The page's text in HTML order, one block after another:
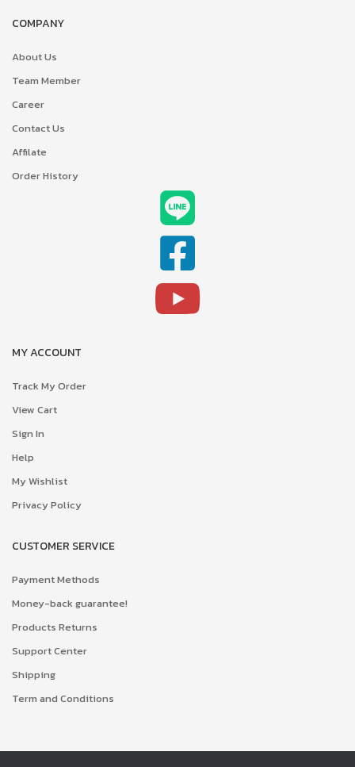
COMPANY
About Us
Team Member
Career
Contact Us
Affilate
Order History
MY ACCOUNT
Track My Order
View Cart
Sign In
Help
My Wishlist
Privacy Policy
CUSTOMER SERVICE
Payment Methods
Money-back guarantee!
Products Returns
Support Center
Shipping
Term and Conditions